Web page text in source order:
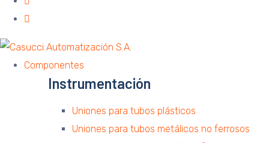
Componentes
Instrumentación
Uniones para tubos plásticos
Uniones para tubos metálicos no ferrosos